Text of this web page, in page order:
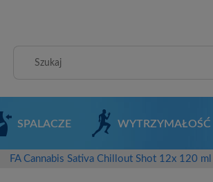
SPALACZE WYTRZYMAŁOŚĆ
FA Cannabis Sativa Chillout Shot 12x 120